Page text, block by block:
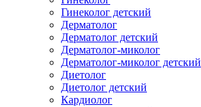
Гинеколог детский
Дерматолог
Дерматолог детский
Дерматолог-миколог
Дерматолог-миколог детский
Диетолог
Диетолог детский
Кардиолог